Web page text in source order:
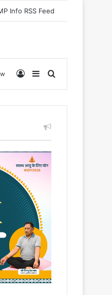
Info RSS Feed
Log InSidebarSearch for